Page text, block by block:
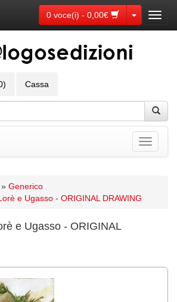
0 voce(i) - 0,00€ Toggle
Cassa
Toggle
» Generico
e Ugasso - ORIGINAL DRAWING
e Ugasso - ORIGINAL